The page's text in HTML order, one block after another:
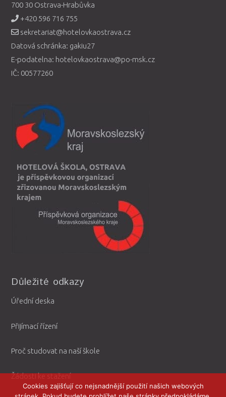
700 30 Ostrava-Hrabůvka
+420 596 716 755
sekretariat@hotelovkaostrava.cz
Datová schránka: gakiu27
E-podatelna: hotelovkaostrava@po-msk.cz
IČ: 00577260
Důležité odkazy
Úřední deska
Přijímací řízení
Proč studovat na naší škole
Žádosti ke stažení
Cookies zajišťují co nejsnadnější použití našich webových